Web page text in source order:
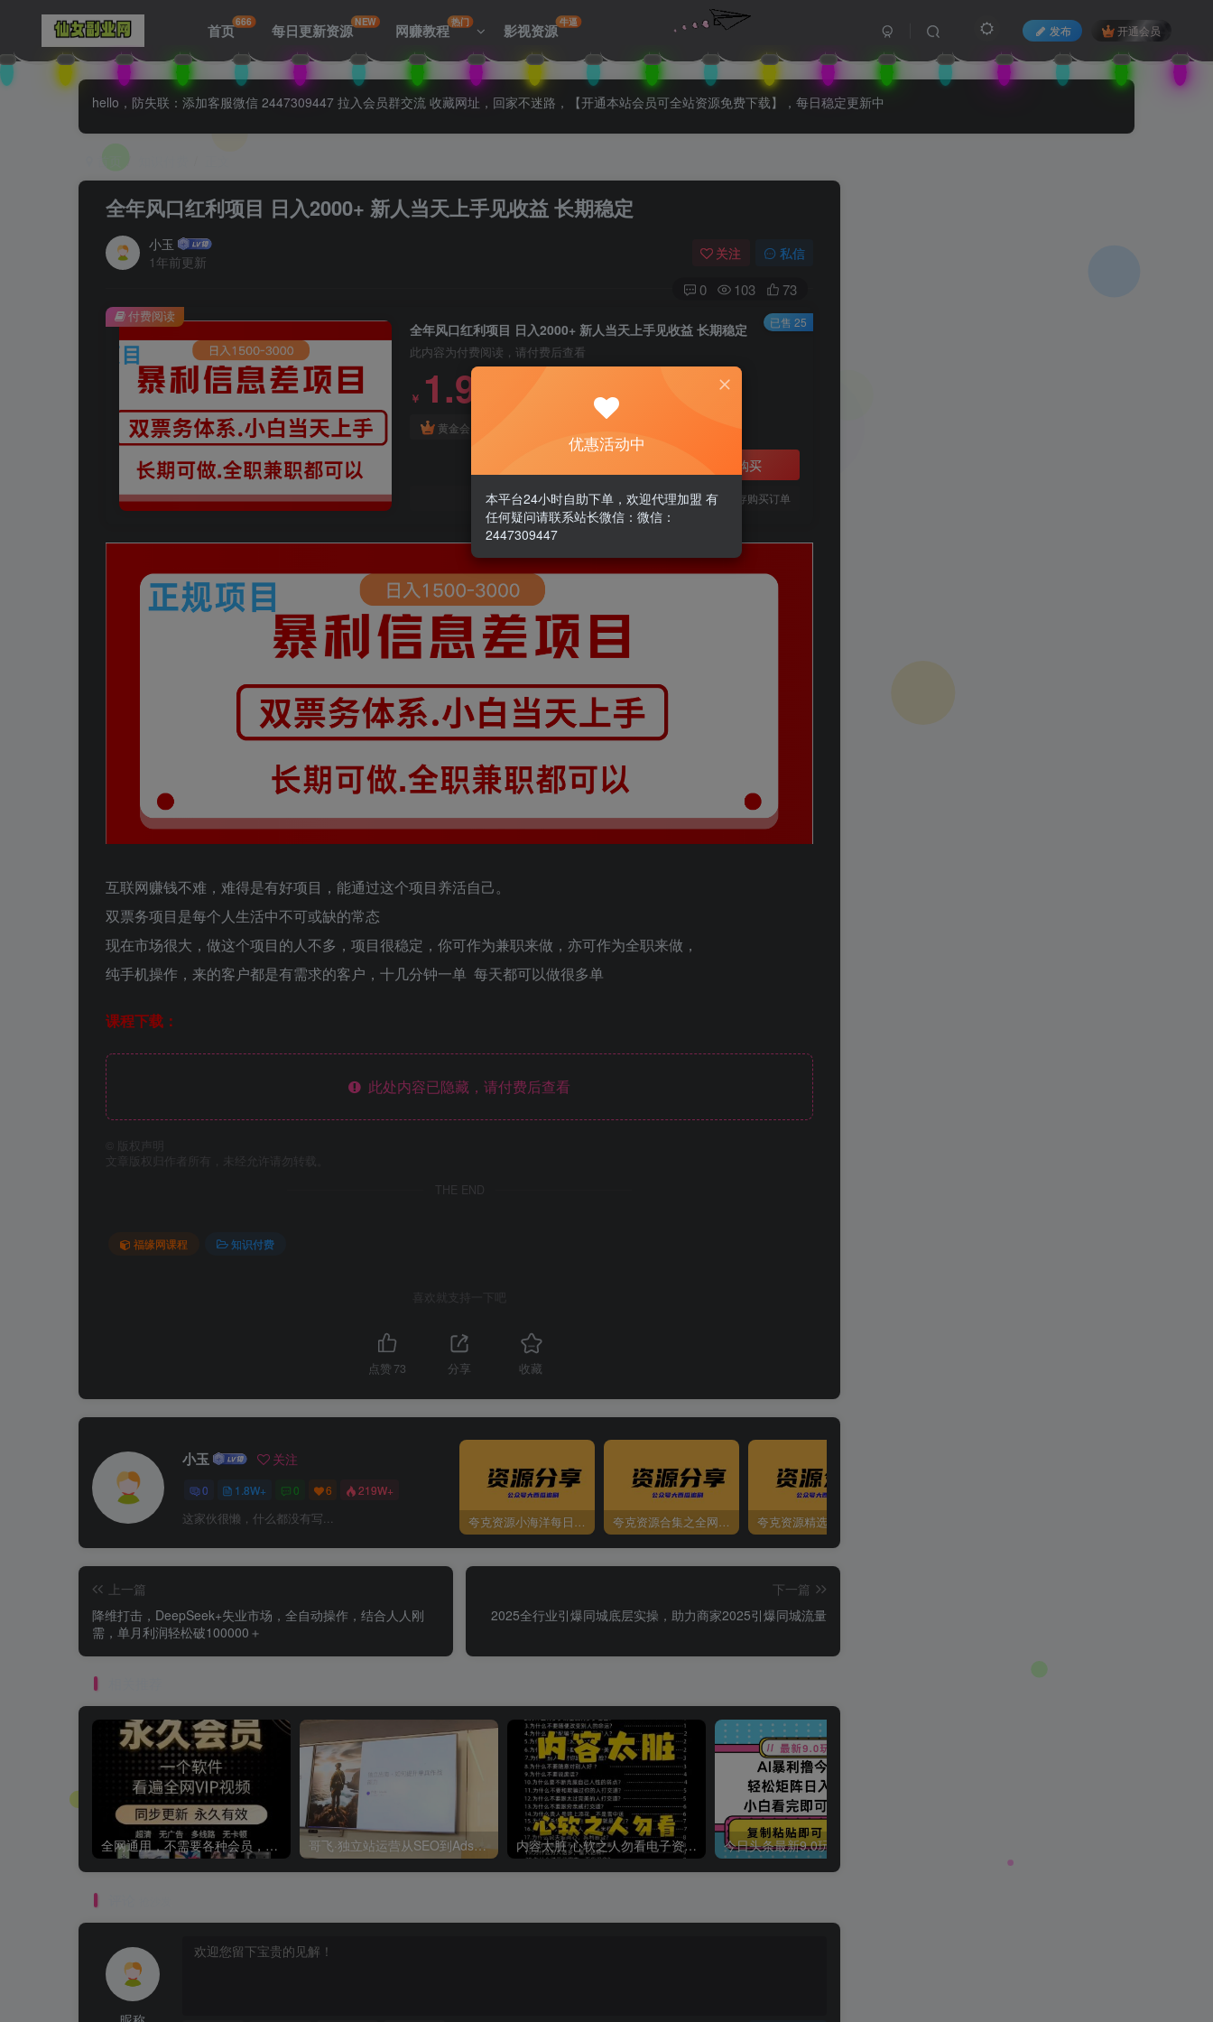
首页666 每日更新资源NEW 网赚教程热门 影视资源牛逼
发布 开通会员
hello，防失联：添加客服微信 2447309447 拉入会员群交流 收藏网址，回家不迷路，【开通本站会员可全站资源免费下载】，每日稳定更新中
全年风口红利项目 日入2000+ 新人当天上手见收益 长期稳定
小玉
1年前更新
关注 私信
0 103 73
全年风口红利项目 日入2000+ 新人当天上手见收益 长期稳定
此内容为付费阅读，请付费后查看
￥ 1.99
黄金会员
立即购买
您当前未登录！建议登陆后购买，可保存购买订单
付费阅读 已售 25
互联网赚钱不难，难得是有好项目，能通过这个项目养活自己。
双票务项目是每个人生活中不可或缺的常态
现在市场很大，做这个项目的人不多，项目很稳定，你可作为兼职来做，亦可作为全职来做，
纯手机操作，来的客户都是有需求的客户，十几分钟一单 每天都可以做很多单
课程下载：
此处内容已隐藏，请付费后查看
版权声明
文章版权归作者所有，未经允许请勿转载。
THE END
福缘网课程 知识付费
喜欢就支持一下吧
点赞 73 分享 收藏
小玉 关注
0 1.8W+ 0 6 219W+
这家伙很懒，什么都没有写... 夸克资源小海洋每日更新资源大汇总（持续更新） 夸克资源合集之全网影视 夸克资源精选资源
上一篇
降维打击，DeepSeek+失业市场，全自动操作，结合人人刚
需，单月利润轻松破100000＋
下一篇
2025全行业引爆同城底层实操，助力商家2025引爆同城流量
全网通用，不需要各种会员，再也不缺电影看！！ 哥飞·独立站运营从SEO到Adsense全方位攻略 内容太脏 心软之人勿看电子资料pdf
优惠活动中
本平台24小时自助下单，欢迎代理加盟 有
任何疑问请联系站长微信：微信：
2447309447